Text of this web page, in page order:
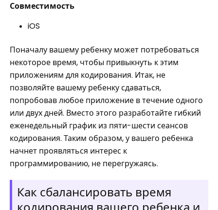
Совместимость
iOS
Поначалу вашему ребенку может потребоваться
некоторое время, чтобы привыкнуть к этим
приложениям для кодирования. Итак, не
позволяйте вашему ребенку сдаваться,
попробовав любое приложение в течение одного
или двух дней. Вместо этого разработайте гибкий
еженедельный график из пяти-шести сеансов
кодирования. Таким образом, у вашего ребенка
начнет проявляться интерес к
программированию, не перегружаясь.
Как сбалансировать время